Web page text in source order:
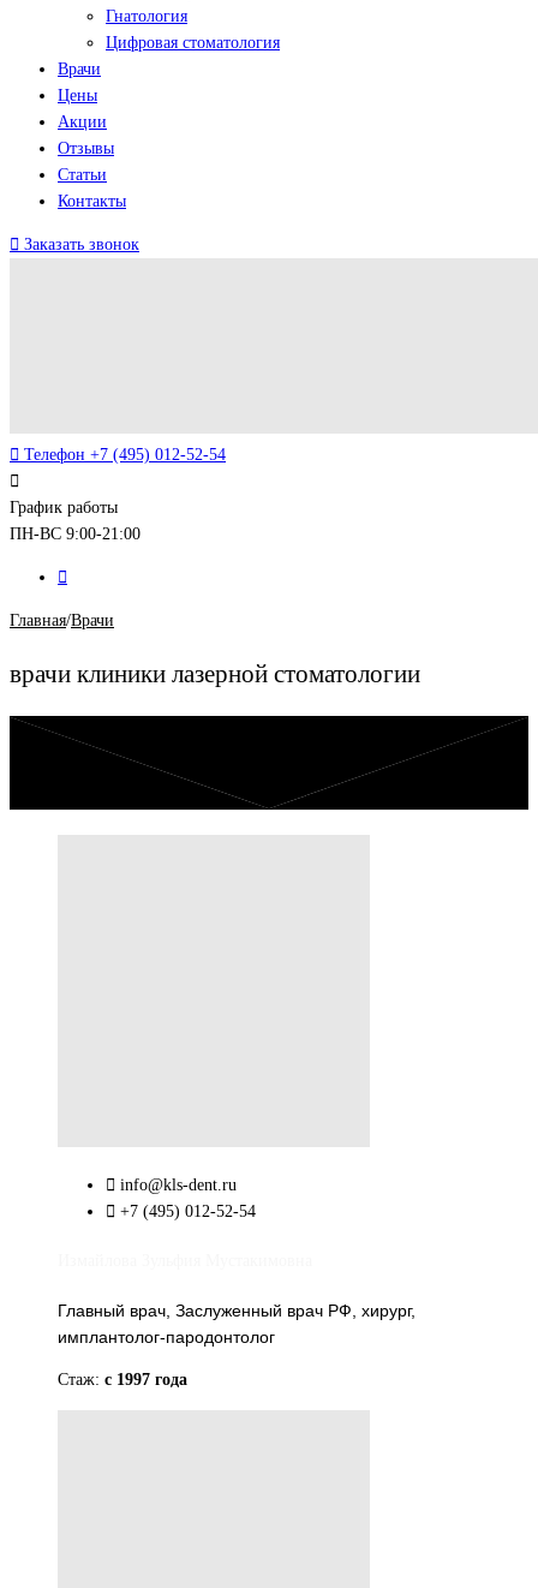
Гнатология
Цифровая стоматология
Врачи
Цены
Акции
Отзывы
Статьи
Контакты
Заказать звонок
Телефон +7 (495) 012-52-54
График работы
ПН-ВС 9:00-21:00
Главная/Врачи
врачи клиники лазерной стоматологии
info@kls-dent.ru
+7 (495) 012-52-54
Главный врач, Заслуженный врач РФ, хирург,
имплантолог-пародонтолог
Стаж: с 1997 года